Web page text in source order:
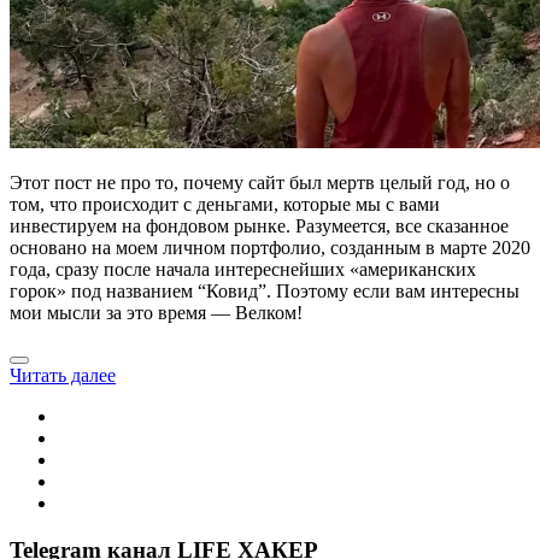
Этот пост не про то, почему сайт был мертв целый год, но о
том, что происходит с деньгами, которые мы с вами
инвестируем на фондовом рынке. Разумеется, все сказанное
основано на моем личном портфолио, созданным в марте 2020
года, сразу после начала интереснейших «американских
горок» под названием “Ковид”. Поэтому если вам интересны
мои мысли за это время — Велком!
Читать далее
Telegram канал LIFE ХАКЕР